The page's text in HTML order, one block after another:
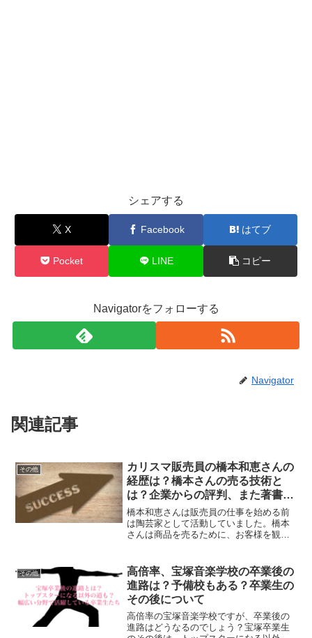
シェアする
X Facebook はてブ
Pocket LINE コピー
Navigatorをフォローする
Navigator
関連記事
その他
カリスマ販売員の橋本和恵さんの
経歴は？橋本さんの売る技術と
は？企業からの評判、また著書の
評判についても調査！
橋本和恵さんは販売員の仕事を始める前
は陶芸家として活動していました。橋本
さんは商品を売るために、お客様を観察
いた、トップレベルの講師などと評判が
高いです。著書は販売員に...
その他
高倍率、宝塚音楽学校の卒業後の
進路は？予備校もある？卒業生の
その後について
高倍率の宝塚音楽学校ですが、卒業後の
進路はどうなるのでしょう？宝塚卒業生